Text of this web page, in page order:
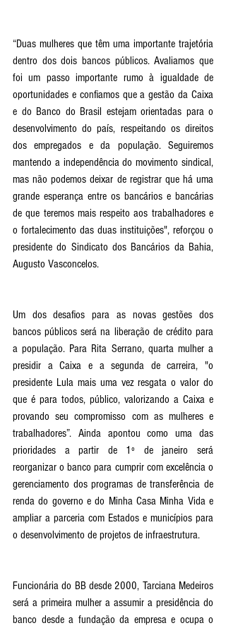
“Duas mulheres que têm uma importante trajetória
dentro dos dois bancos públicos. Avaliamos que
foi um passo importante rumo à igualdade de
oportunidades e confiamos que a gestão da Caixa
e do Banco do Brasil estejam orientadas para o
desenvolvimento do país, respeitando os direitos
dos empregados e da população. Seguiremos
mantendo a independência do movimento sindical,
mas não podemos deixar de registrar que há uma
grande esperança entre os bancários e bancárias
de que teremos mais respeito aos trabalhadores e
o fortalecimento das duas instituições", reforçou o
presidente do Sindicato dos Bancários da Bahia,
Augusto Vasconcelos.
Um dos desafios para as novas gestões dos
bancos públicos será na liberação de crédito para
a população. Para Rita Serrano, quarta mulher a
presidir a Caixa e a segunda de carreira, "o
presidente Lula mais uma vez resgata o valor do
que é para todos, público, valorizando a Caixa e
provando seu compromisso com as mulheres e
trabalhadores”. Ainda apontou como uma das
prioridades a partir de 1º de janeiro será
reorganizar o banco para cumprir com excelência o
gerenciamento dos programas de transferência de
renda do governo e do Minha Casa Minha Vida e
ampliar a parceria com Estados e municípios para
o desenvolvimento de projetos de infraestrutura.
Funcionária do BB desde 2000, Tarciana Medeiros
será a primeira mulher a assumir a presidência do
banco desde a fundação da empresa e ocupa o